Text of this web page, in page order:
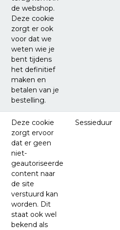
de webshop.
Deze cookie
zorgt er ook
voor dat we
weten wie je
bent tijdens
het definitief
maken en
betalen van je
bestelling.
Deze cookie
zorgt ervoor
dat er geen
niet-
geautoriseerde
content naar
de site
verstuurd kan
worden. Dit
staat ook wel
bekend als
Sessieduur